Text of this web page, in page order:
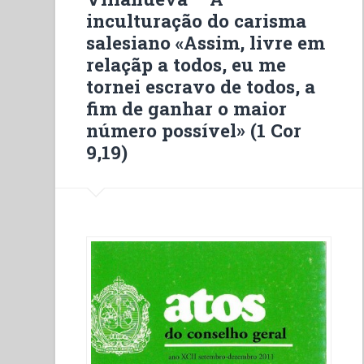
culture
«Oui
libre
à
l’égard
de
tous,
tous
pour
en
gagner
le
inculturação do carisma
salesiano «Assim, livre em
relaçãp a todos, eu me
tornei escravo de todos, a
fim de ganhar o maior
número possível» (1 Cor
9,19)